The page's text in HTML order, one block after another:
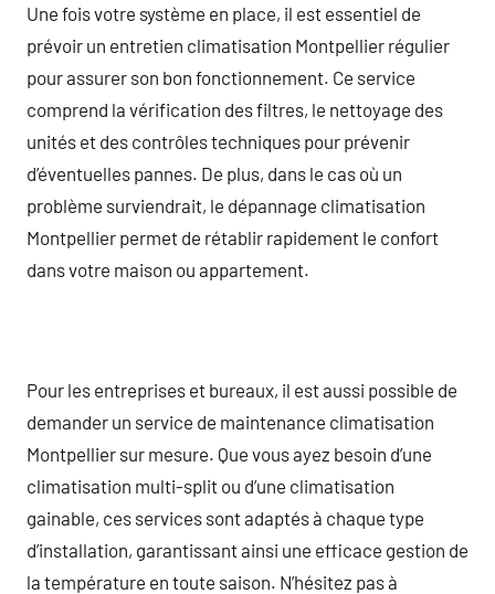
Une fois votre système en place, il est essentiel de
prévoir un entretien climatisation Montpellier régulier
pour assurer son bon fonctionnement. Ce service
comprend la vérification des filtres, le nettoyage des
unités et des contrôles techniques pour prévenir
d’éventuelles pannes. De plus, dans le cas où un
problème surviendrait, le dépannage climatisation
Montpellier permet de rétablir rapidement le confort
dans votre maison ou appartement.
Pour les entreprises et bureaux, il est aussi possible de
demander un service de maintenance climatisation
Montpellier sur mesure. Que vous ayez besoin d’une
climatisation multi-split ou d’une climatisation
gainable, ces services sont adaptés à chaque type
d’installation, garantissant ainsi une efficace gestion de
la température en toute saison. N’hésitez pas à